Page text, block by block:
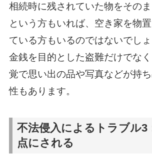
相続時に残されていた物をその
という方もいれば、空き家を物
ている方もいるのではないでしょ
金銭を目的とした盗難だけでな
覚で思い出の品や写真などが持
性もあります。
不法侵入によるトラブル3
点にされる